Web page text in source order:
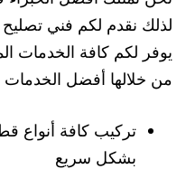
لذلك نقدم لكم فني تصليح
يوفر لكم كافة الخدمات
من خلالها أفضل الخدمات
تركيب كافة أنواع
بشكل سريع